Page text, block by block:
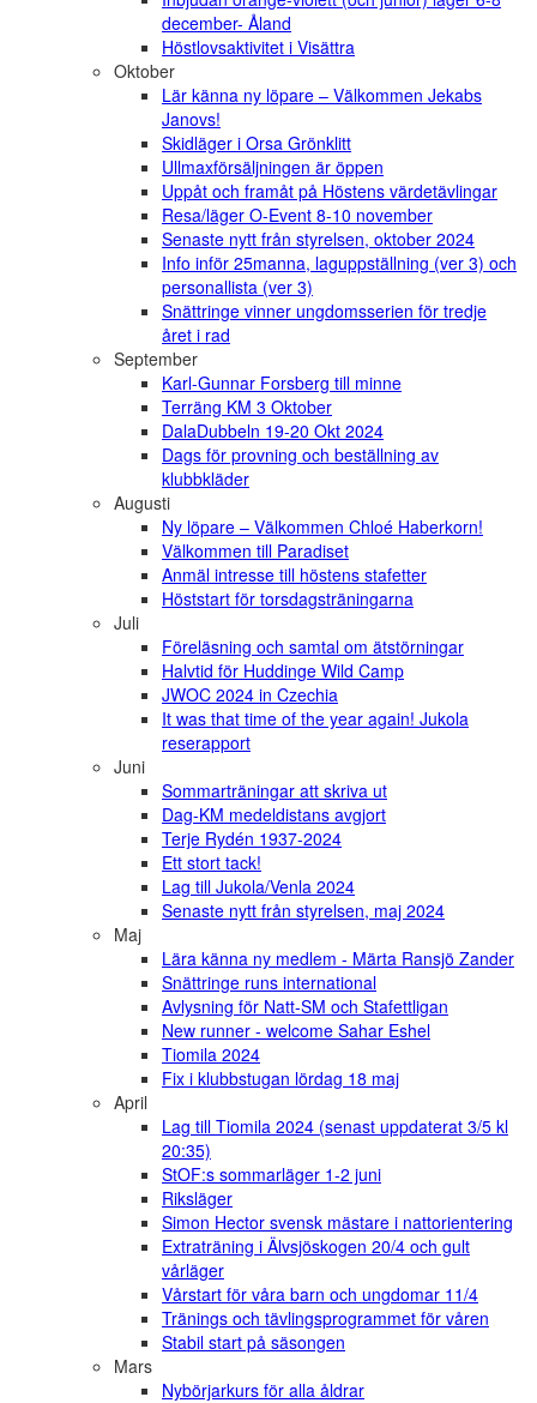
december- Åland
Höstlovsaktivitet i Visättra
Oktober
Lär känna ny löpare – Välkommen Jekabs
Janovs!
Skidläger i Orsa Grönklitt
Ullmaxförsäljningen är öppen
Uppåt och framåt på Höstens värdetävlingar
Resa/läger O-Event 8-10 november
Senaste nytt från styrelsen, oktober 2024
Info inför 25manna, laguppställning (ver 3) och
personallista (ver 3)
Snättringe vinner ungdomsserien för tredje
året i rad
September
Karl-Gunnar Forsberg till minne
Terräng KM 3 Oktober
DalaDubbeln 19-20 Okt 2024
Dags för provning och beställning av
klubbkläder
Augusti
Ny löpare – Välkommen Chloé Haberkorn!
Välkommen till Paradiset
Anmäl intresse till höstens stafetter
Höststart för torsdagsträningarna
Juli
Föreläsning och samtal om ätstörningar
Halvtid för Huddinge Wild Camp
JWOC 2024 in Czechia
It was that time of the year again! Jukola
reserapport
Juni
Sommarträningar att skriva ut
Dag-KM medeldistans avgjort
Terje Rydén 1937-2024
Ett stort tack!
Lag till Jukola/Venla 2024
Senaste nytt från styrelsen, maj 2024
Maj
Lära känna ny medlem - Märta Ransjö Zander
Snättringe runs international
Avlysning för Natt-SM och Stafettligan
New runner - welcome Sahar Eshel
Tiomila 2024
Fix i klubbstugan lördag 18 maj
April
Lag till Tiomila 2024 (senast uppdaterat 3/5 kl
20:35)
StOF:s sommarläger 1-2 juni
Riksläger
Simon Hector svensk mästare i nattorientering
Extraträning i Älvsjöskogen 20/4 och gult
vårläger
Vårstart för våra barn och ungdomar 11/4
Tränings och tävlingsprogrammet för våren
Stabil start på säsongen
Mars
Nybörjarkurs för alla åldrar